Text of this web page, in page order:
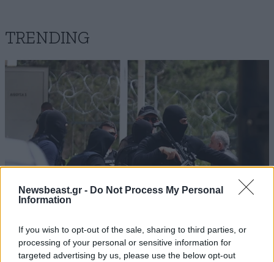
Newsbeast.gr - Do Not Process My Personal
Information
If you wish to opt-out of the sale, sharing to third parties, or
processing of your personal or sensitive information for
targeted advertising by us, please use the below opt-out
TRENDING
ΚΟΣΜΟΣ09·08·2026 07:44
Η αυτοκρατορία του «Έντικ» και ο «μεγάλος»